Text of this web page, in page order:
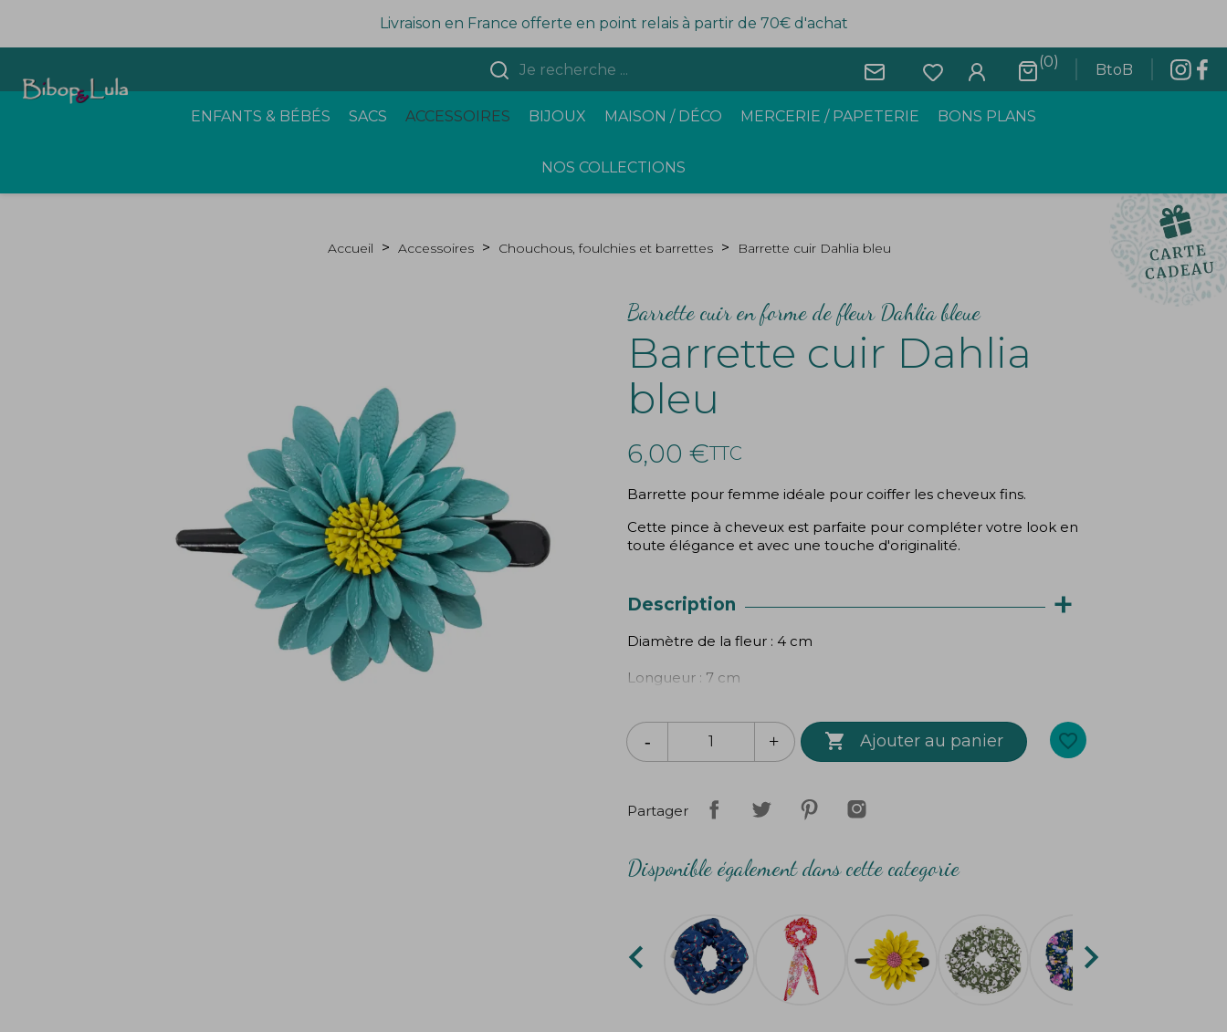
Livraison en France offerte en point relais à partir de 70€ d'achat
(0) BtoB
ENFANTS & BÉBÉS SACS ACCESSOIRES BIJOUX MAISON / DÉCO MERCERIE / PAPETERIE BONS PLANS
NOS COLLECTIONS
Accueil Accessoires Chouchous, foulchies et barrettes Barrette cuir Dahlia bleu
Barrette cuir en forme de fleur Dahlia bleue
Barrette cuir Dahlia
bleu
6,00 €TTC
Barrette pour femme idéale pour coiffer les cheveux fins.
Cette pince à cheveux est parfaite pour compléter votre look en
toute élégance et avec une touche d'originalité.
Description +
Diamètre de la fleur : 4 cm
Longueur : 7 cm
Création Bibop Lula  Ajouter au panier favorite_border
Partager
Disponible également dans cette categorie
 